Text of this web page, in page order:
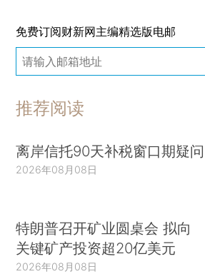
免费订阅财新网主编精选版电邮
推荐阅读
离岸信托90天补税窗口期疑问
2026年08月08日
特朗普召开矿业圆桌会 拟向
关键矿产投资超20亿美元
2026年08月08日